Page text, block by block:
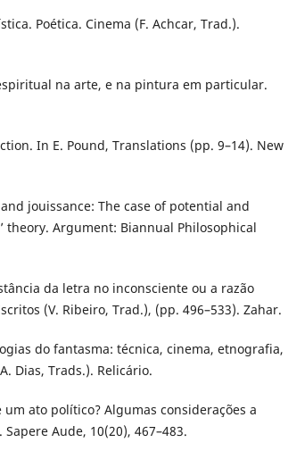
Poética. Cinema (F. Achcar, Trad.).
na arte, e na pintura em particular.
In E. Pound, Translations (pp. 9–14). New
and jouissance: The case of potential and
theory. Argument: Biannual Philosophical
da letra no inconsciente ou a razão
(V. Ribeiro, Trad.), (pp. 496–533). Zahar.
do fantasma: técnica, cinema, etnografia,
Dias, Trads.). Relicário.
ato político? Algumas considerações a
Aude, 10(20), 467–483.